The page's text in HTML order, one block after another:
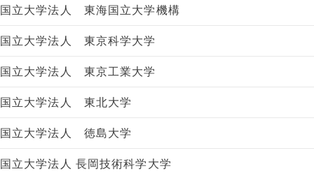
国立大学法人 東海国立大学機構
国立大学法人 東京科学大学
国立大学法人 東京工業大学
国立大学法人 東北大学
国立大学法人 徳島大学
国立大学法人 長岡技術科学大学